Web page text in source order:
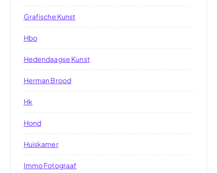
Grafische Kunst
Hbo
Hedendaagse Kunst
Herman Brood
Hk
Hond
Huiskamer
Immo Fotograaf